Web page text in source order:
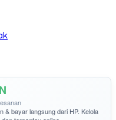
& bayar langsung dari HP. Kelola